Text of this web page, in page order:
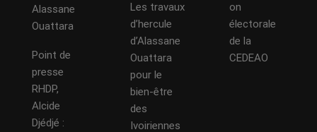
Alassane
Ouattara
Point de
presse
RHDP,
Alcide
Djédjé :
Les travaux
d’hercule
d’Alassane
Ouattara
pour le
bien-être
des
Ivoiriennes
on
électorale
de la
CEDEAO